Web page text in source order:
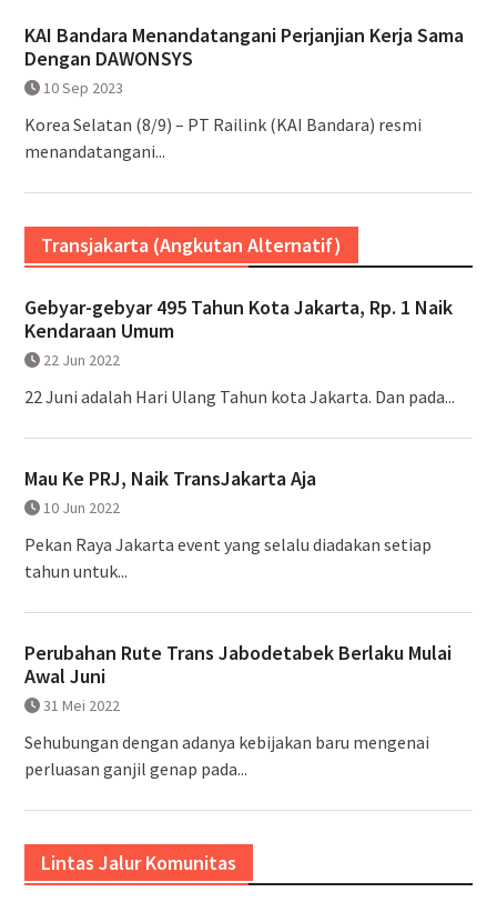
KAI Bandara Menandatangani Perjanjian Kerja Sama
Dengan DAWONSYS
10 Sep 2023
Korea Selatan (8/9) – PT Railink (KAI Bandara) resmi
menandatangani...
Transjakarta (Angkutan Alternatif)
Gebyar-gebyar 495 Tahun Kota Jakarta, Rp. 1 Naik
Kendaraan Umum
22 Jun 2022
22 Juni adalah Hari Ulang Tahun kota Jakarta. Dan pada...
Mau Ke PRJ, Naik TransJakarta Aja
10 Jun 2022
Pekan Raya Jakarta event yang selalu diadakan setiap
tahun untuk...
Perubahan Rute Trans Jabodetabek Berlaku Mulai
Awal Juni
31 Mei 2022
Sehubungan dengan adanya kebijakan baru mengenai
perluasan ganjil genap pada...
Lintas Jalur Komunitas